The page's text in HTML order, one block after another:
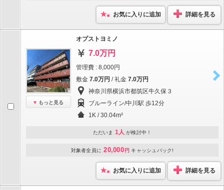
お気に入りに追加 詳細を見る
もっと見る
オプストヨミノ
7.0万円
管理費 : 8,000円
敷金 7.0万円 / 礼金 7.0万円
神奈川県横浜市都筑区牛久保３
ブルーライン/中川駅 歩12分
1K / 30.04m²
ただいま 1人 が検討中！
対象者全員に 20,000 円 キャッシュバック!
お気に入りに追加 詳細を見る